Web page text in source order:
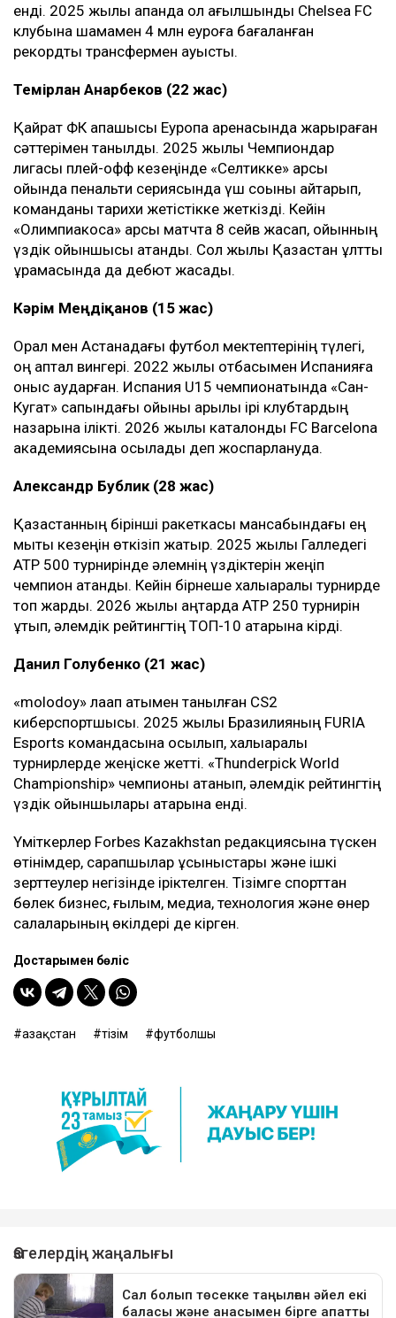
енді. 2025 жылы ақпанда ол ағылшындық Chelsea FC
клубына шамамен 4 млн еуроға бағаланған
рекордтық трансфермен ауысты.
Темірлан Анарбеков (22 жас)
Қайрат ФК қақпашысы Еуропа аренасында жарқыраған
сәттерімен танылды. 2025 жылы Чемпиондар
лигасы плей-офф кезеңінде «Селтикке» қарсы
ойында пенальти сериясында үш соққыны қайтарып,
команданы тарихи жетістікке жеткізді. Кейін
«Олимпиакосқа» қарсы матчта 8 сейв жасап, ойынның
үздік ойыншысы атанды. Сол жылы Қазақстан ұлттық
құрамасында да дебют жасады.
Кәрім Меңдіқанов (15 жас)
Орал мен Астанадағы футбол мектептерінің түлегі,
оң қаптал вингері. 2022 жылы отбасымен Испанияға
қоныс аударған. Испания U15 чемпионатында «Сан-
Кугат» сапындағы ойыны арқылы ірі клубтардың
назарына ілікті. 2026 жылы каталондық FC Barcelona
академиясына қосылады деп жоспарлануда.
Александр Бублик (28 жас)
Қазақстанның бірінші ракеткасы мансабындағы ең
мықты кезеңін өткізіп жатыр. 2025 жылы Галледегі
ATP 500 турнирінде әлемнің үздіктерін жеңіп
чемпион атанды. Кейін бірнеше халықаралық турнирде
топ жарды. 2026 жылы қаңтарда ATP 250 турнирін
ұтып, әлемдік рейтингтің ТОП-10 қатарына кірді.
Данил Голубенко (21 жас)
«molodoy» лақап атымен танылған CS2
киберспортшысы. 2025 жылы Бразилияның FURIA
Esports командасына қосылып, халықаралық
турнирлерде жеңіске жетті. «Thunderpick World
Championship» чемпионы атанып, әлемдік рейтингтің
үздік ойыншылары қатарына енді.
Үміткерлер Forbes Kazakhstan редакциясына түскен
өтінімдер, сарапшылар ұсыныстары және ішкі
зерттеулер негізінде іріктелген. Тізімге спорттан
бөлек бизнес, ғылым, медиа, технология және өнер
салаларының өкілдері де кірген.
Достарыңмен бөліс
Қазақстан тізім футболшы